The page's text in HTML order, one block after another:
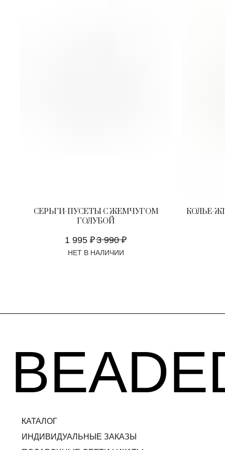
СЕРЬГИ-ПУСЕТЫ С ЖЕМЧУГОМ
ГОЛУБОЙ
1 995 ₽3 990 ₽
КОЛЬЕ-
КАТАЛОГ
ИНДИВИДУАЛЬНЫЕ ЗАКАЗЫ